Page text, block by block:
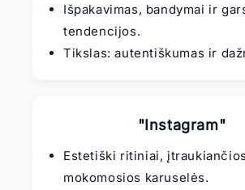
Išpakavimas, bandymai ir
tendencijos.
Tikslas: autentiškumas ir
"Instagram"
Estetiški ritiniai,
mokomosios karuselės.